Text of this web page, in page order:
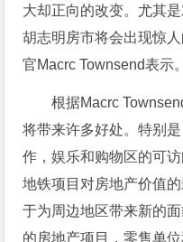
大却正向的改变。尤其
胡志明房市将会出现惊
官Macrc Townsend表示。
根据Macrc
将带来许多好处。特别
作，娱乐和购物区的可
地铁项目对房地产价值
于为周边地区带来新的
的房地产项目，零售单